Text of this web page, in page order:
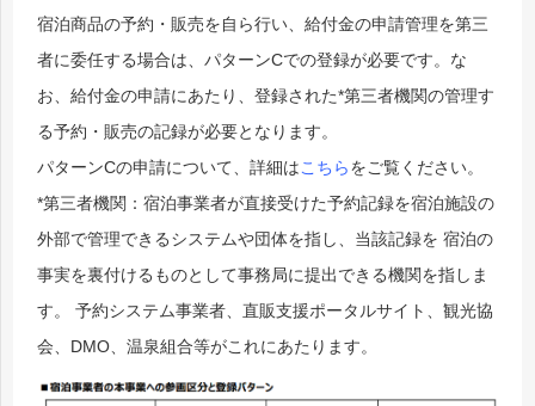
宿泊商品の予約・販売を自ら行い、給付金の申請管理を第三
者に委任する場合は、パターンCでの登録が必要です。な
お、給付金の申請にあたり、登録された*第三者機関の管理す
る予約・販売の記録が必要となります。
パターンCの申請について、詳細はこちらをご覧ください。
*第三者機関：宿泊事業者が直接受けた予約記録を宿泊施設の
外部で管理できるシステムや団体を指し、当該記録を 宿泊の
事実を裏付けるものとして事務局に提出できる機関を指しま
す。 予約システム事業者、直販支援ポータルサイト、観光協
会、DMO、温泉組合等がこれにあたります。